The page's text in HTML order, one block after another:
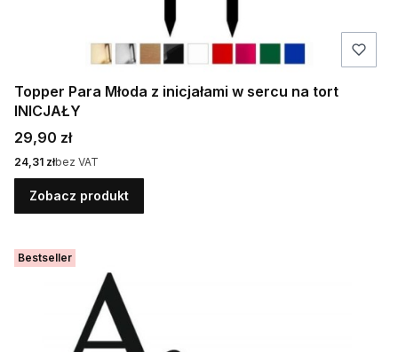
Topper Para Młoda z inicjałami w sercu na tort
INICJAŁY
Cena
29,90 zł
Cena
24,31 złbez VAT
Zobacz produkt
Bestseller